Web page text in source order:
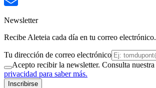
Newsletter
Recibe Aleteia cada día en tu correo electrónico.
Tu dirección de correo electrónico
Acepto recibir la newsletter. Consulta nuestra
privacidad para saber más.
Inscribirse